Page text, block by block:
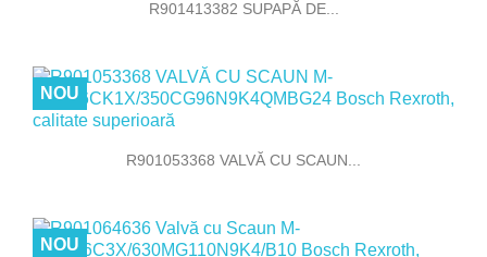
R901413382 SUPAPĂ DE...
R901053368 VALVĂ CU SCAUN...
NOU
NOU